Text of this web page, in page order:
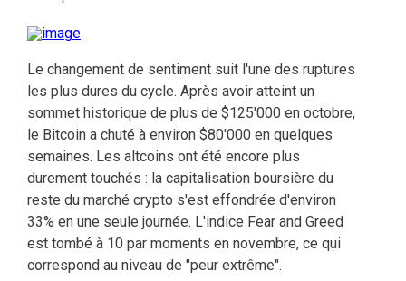
Le changement de sentiment suit l'une des ruptures
les plus dures du cycle. Après avoir atteint un
sommet historique de plus de $125'000 en octobre,
le Bitcoin a chuté à environ $80'000 en quelques
semaines. Les altcoins ont été encore plus
durement touchés : la capitalisation boursière du
reste du marché crypto s'est effondrée d'environ
33% en une seule journée. L'indice Fear and Greed
est tombé à 10 par moments en novembre, ce qui
correspond au niveau de "peur extrême".